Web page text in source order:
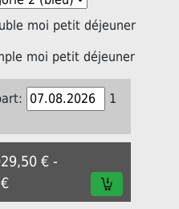
moi petit déjeuner
moi petit déjeuner
1
€ -